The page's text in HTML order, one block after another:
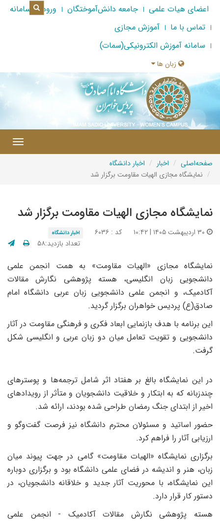
اعضای هیات علمی جامعه دانش‌آموختگان
ورود به سامانه
تماس با ما
آموزش مجازی
سامانه آموزش الکترونیکی(سمات)
زبان ها
صفحه‌اصلی اخبار
اخبار دانشگاه
نمایشگاه مجازی الهیات مقاومت برگزار شد
نمایشگاه مجازی الهیات مقاومت برگزار شد
کد : ۶۰۳۶ اخبار دانشگاه
تعداد بازدید:۵۸
نمایشگاه مجازی «الهیات مقاومت» به همت انجمن علمی
دانشجویی زبان انگلیسی، هسته پژوهشی نگارش مقالات
آکادمیک، و انجمن علمی دانشجویی زبان عربی دانشگاه امام
صادق(ع) پردیس خواهران برگزار گردید.
این برنامه با هدف بازنمایی ابعاد فکری و فرهنگی مقاومت در آثار
دانشجویی و تقویت تعامل میان دو زبان عربی و انگلیسی شکل
گرفت.
در این نمایشگاه بالغ بر هفتاد اثر شامل ترجمه‌ها و پوسترهای
چندزبانه که به ابتکار و خلاقیت دانشجویان و متأثر از رویدادهای
اخیر از ابتدای جنگ رمضان طراحی شده بودند، ارائه شد.
حضور اساتید و مسئولان محترم دانشگاه نیز فرصت گفت‌وگو و
ارزیابی آثار را فراهم کرد.
برگزاری نمایشگاه «الهیات مقاومت» گامی در جهت پیوند میان
زبان، هنر و اندیشه در فضای علمی دانشگاه بود و برگزاری دوباره
این نمایشگاه، با محوریت آثار جدید و خلاقانه دانشجویان، در
دستور کار قرار دارد.
هسته پژوهشی نگارش مقالات آکادمیک - انجمن‌ علمی‌